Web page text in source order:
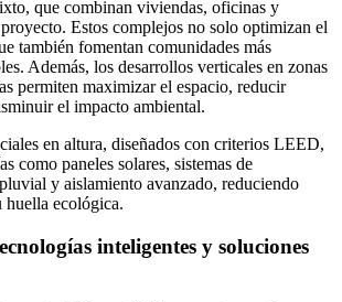
que combinan viviendas, oficinas y
Estos complejos no solo optimizan el
también fomentan comunidades más
Además, los desarrollos verticales en zonas
permiten maximizar el espacio, reducir
el impacto ambiental.
en altura, diseñados con criterios LEED,
como paneles solares, sistemas de
y aislamiento avanzado, reduciendo
huella ecológica.
inteligentes y soluciones